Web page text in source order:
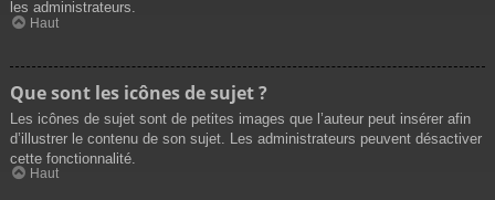
les administrateurs.
Haut
Que sont les icônes de sujet ?
Les icônes de sujet sont de petites images que l’auteur peut insérer afin
d’illustrer le contenu de son sujet. Les administrateurs peuvent désactiver
cette fonctionnalité.
Haut